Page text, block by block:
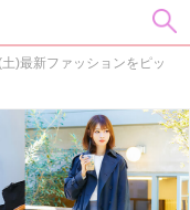
)最新ファッションをピッ